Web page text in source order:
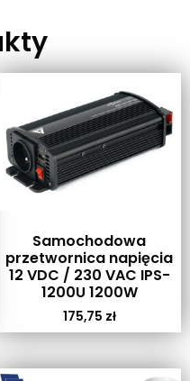
Samochodowa
przetwornica napięcia
12 VDC / 230 VAC IPS-
1200U 1200W
175,75 zł